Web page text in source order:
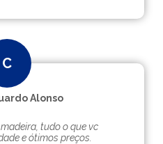
Alonso
tudo o que vc
e ótimos preços.